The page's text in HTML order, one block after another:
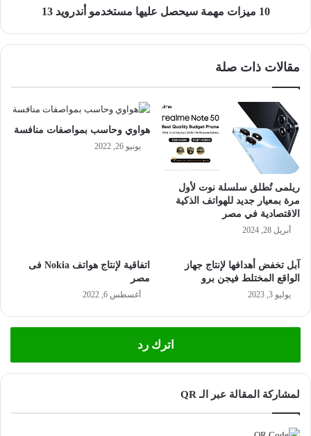
10 ميزات مهمة سيحصل عليها مستخدمو أندرويد 13
مقالات ذات صلة
ريلمى تُطلق سلسلة نوت لأول
مرة بمعيار جديد للهواتف الذكية
الاقتصادية في مصر
أبريل 28, 2024
هواوي وحاسب بمواصفات منافسة
يونيو 26, 2022
آبل تخفض أهدافها لإنتاج جهاز
الواقع المختلط فيجن برو
يوليو 3, 2023
اتفاقية لإنتاج هواتف Nokia فى
مصر
أغسطس 6, 2022
اترك رد
لمشاركة المقالة عبر الـ QR